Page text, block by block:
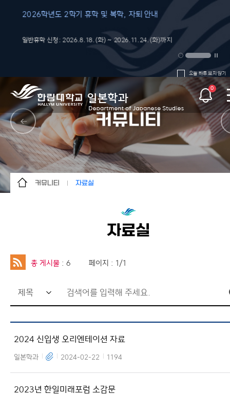
2026학년도 2학기 휴학 및 복학, 자퇴 안내
일반휴학 신청: 2026.8.18.(화) ~ 2026.11.24.(화)까지
2026학년도
오늘 하루 보지 않기
0
커뮤니티
커뮤니티 자료실
자료실
총 게시물 : 6 페이지 : 1/1
검
색
어
입
력
창
2024 신입생 오리엔테이션 자료
일본학과 2024-02-22 1194
2023년 한일미래포럼 소감문